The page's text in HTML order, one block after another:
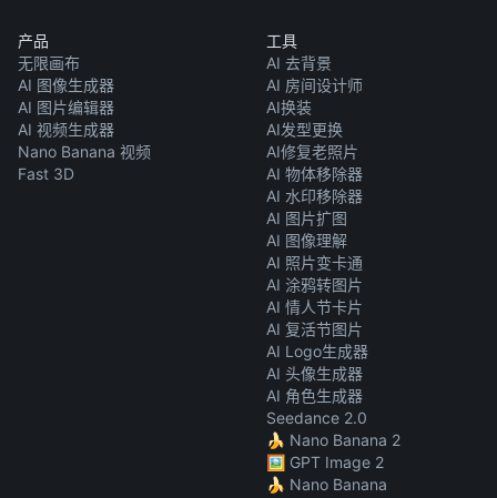
产品
无限画布
AI 图像生成器
AI 图片编辑器
AI 视频生成器
Nano Banana 视频
Fast 3D
工具
AI 去背景
AI 房间设计师
AI换装
AI发型更换
AI修复老照片
AI 物体移除器
AI 水印移除器
AI 图片扩图
AI 图像理解
AI 照片变卡通
AI 涂鸦转图片
AI 情人节卡片
AI 复活节图片
AI Logo生成器
AI 头像生成器
AI 角色生成器
Seedance 2.0
🍌 Nano Banana 2
🖼️ GPT Image 2
🍌 Nano Banana